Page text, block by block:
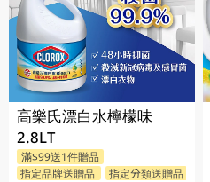
高樂氏漂白水檸檬味
2.8LT
滿$99送1件贈品
指定品牌送贈品
指定分類送贈品